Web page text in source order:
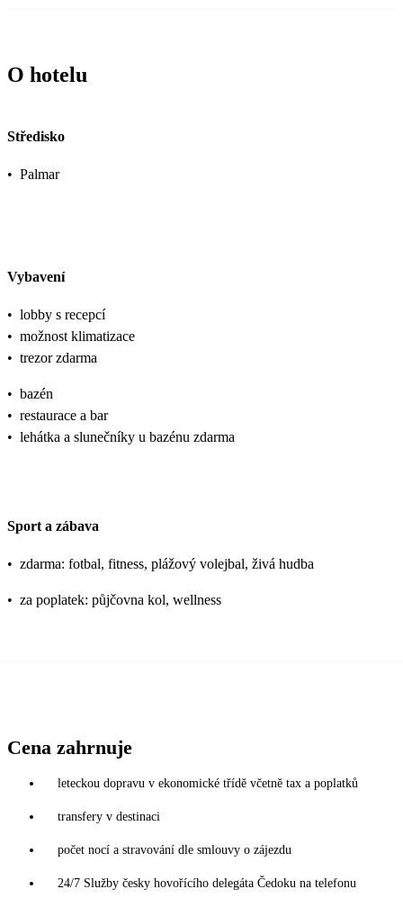
O hotelu
Středisko
• Palmar
Vybavení
• lobby s recepcí
• možnost klimatizace
• trezor zdarma
• bazén
• restaurace a bar
• lehátka a slunečníky u bazénu zdarma
Sport a zábava
• zdarma: fotbal, fitness, plážový volejbal, živá hudba
• za poplatek: půjčovna kol, wellness
Cena zahrnuje
leteckou dopravu v ekonomické třídě včetně tax a poplatků
transfery v destinaci
počet nocí a stravování dle smlouvy o zájezdu
24/7 Služby česky hovořícího delegáta Čedoku na telefonu